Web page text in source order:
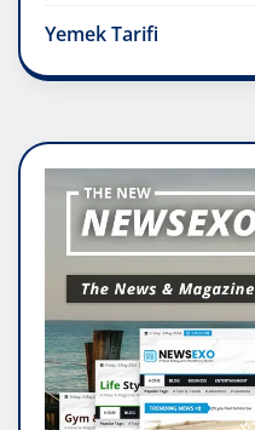
Yemek Tarifi